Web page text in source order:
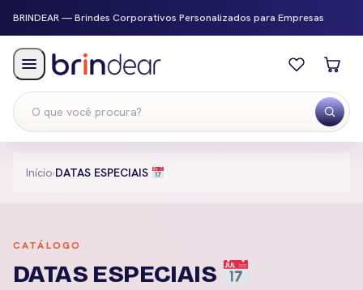
BRINDEAR — Brindes Corporativos Personalizados para Empresas
Menu
Início›DATAS ESPECIAIS
CATÁLOGO
DATAS ESPECIAIS